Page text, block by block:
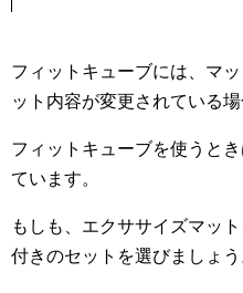
フィットキューブには、マ
ット内容が変更されている場
フィットキューブを使うと
ています。
もしも、エクササイズマッ
付きのセットを選びましょう